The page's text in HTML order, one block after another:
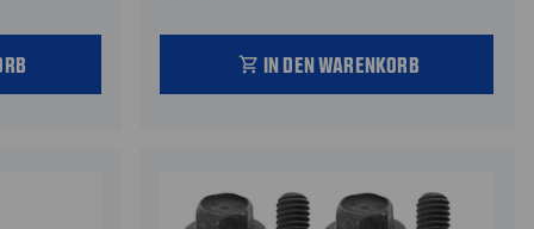
shopping_cart IN DEN WARENKORB